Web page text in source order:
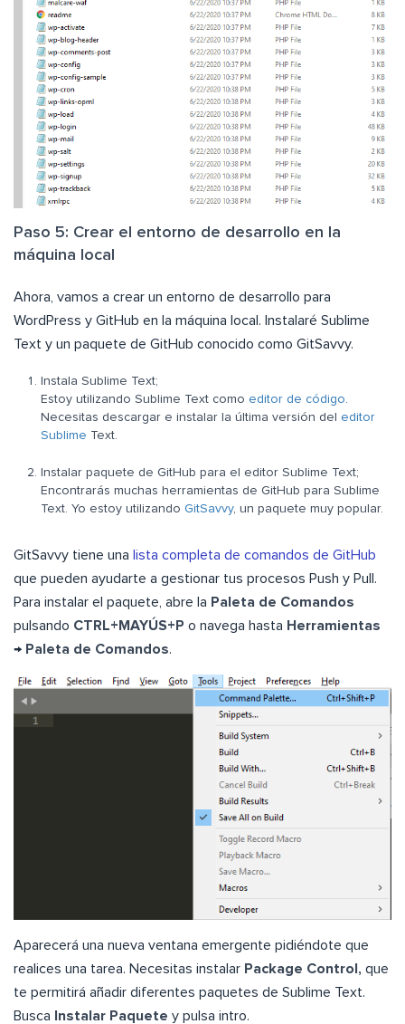
Paso 5: Crear el entorno de desarrollo en la
máquina local
Ahora, vamos a crear un entorno de desarrollo para
WordPress y GitHub en la máquina local. Instalaré Sublime
Text y un paquete de GitHub conocido como GitSavvy.
Instala Sublime Text;
Estoy utilizando Sublime Text como editor de código.
Necesitas descargar e instalar la última versión del editor
Sublime Text.
Instalar paquete de GitHub para el editor Sublime Text;
Encontrarás muchas herramientas de GitHub para Sublime
Text. Yo estoy utilizando GitSavvy, un paquete muy popular.
GitSavvy tiene una lista completa de comandos de GitHub
que pueden ayudarte a gestionar tus procesos Push y Pull.
Para instalar el paquete, abre la Paleta de Comandos
pulsando CTRL+MAYÚS+P o navega hasta Herramientas
→ Paleta de Comandos.
Aparecerá una nueva ventana emergente pidiéndote que
realices una tarea. Necesitas instalar Package Control, que
te permitirá añadir diferentes paquetes de Sublime Text.
Busca
Instalar Paquete y pulsa intro.